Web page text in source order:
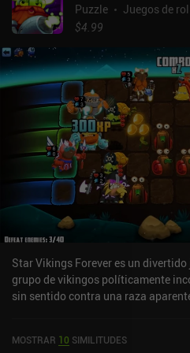
Puzzle
Juegos de rol
$4.99
Star Vikings Forever es un
grupo de vikingos políticamente
sin sentido contra una raza
número de fases para llegar al
MOSTRAR 10 SIMILITUDES